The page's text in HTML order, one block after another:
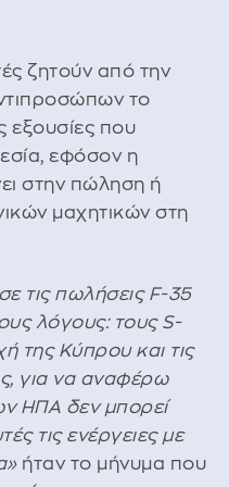
ζητούν από την
το
εξουσίες που
εφόσον η
στην πώληση ή
μαχητικών στη
τις πωλήσεις F-35
λόγους: τους S-
της Κύπρου και τις
για να αναφέρω
ΗΠΑ δεν μπορεί
τις ενέργειες με
ήταν το μήνυμα που